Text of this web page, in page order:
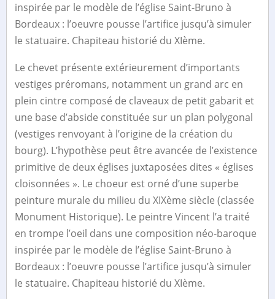
inspirée par le modèle de l’église Saint-Bruno à
Bordeaux : l’oeuvre pousse l’artifice jusqu’à simuler
le statuaire. Chapiteau historié du XIème.
Le chevet présente extérieurement d’importants
vestiges préromans, notamment un grand arc en
plein cintre composé de claveaux de petit gabarit et
une base d’abside constituée sur un plan polygonal
(vestiges renvoyant à l’origine de la création du
bourg). L’hypothèse peut être avancée de l’existence
primitive de deux églises juxtaposées dites « églises
cloisonnées ». Le choeur est orné d’une superbe
peinture murale du milieu du XIXème siècle (classée
Monument Historique). Le peintre Vincent l’a traité
en trompe l’oeil dans une composition néo-baroque
inspirée par le modèle de l’église Saint-Bruno à
Bordeaux : l’oeuvre pousse l’artifice jusqu’à simuler
le statuaire. Chapiteau historié du XIème.